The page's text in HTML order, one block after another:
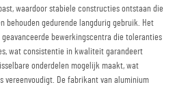
waardoor stabiele constructies ontstaan die
behouden gedurende langdurig gebruik. Het
bewerkingscentra die toleranties
wat consistentie in kwaliteit garandeert
onderdelen mogelijk maakt, wat
vereenvoudigt. De fabrikant van aluminium